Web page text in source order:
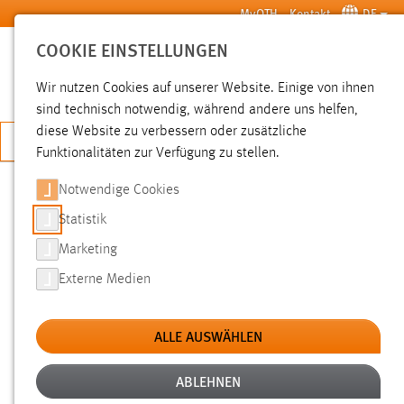
Zum Hauptinhalt springen MyOTH Kontakt DE
SUCHE
JETZT BEWERBEN
Hochschule Aktuelles News der OTH Amberg-Weiden
NEWS
Filter
COOKIE EINSTELLUNGEN
Wir nutzen Cookies auf unserer Website. Einige von ihnen
sind technisch notwendig, während andere uns helfen,
diese Website zu verbessern oder zusätzliche
Funktionalitäten zur Verfügung zu stellen.
Notwendige Cookies
Statistik
Marketing
Externe Medien
ALLE AUSWÄHLEN
ABLEHNEN